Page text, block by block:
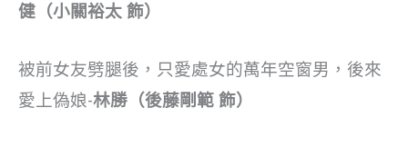
健（小關裕太 飾）
被前女友劈腿後，只愛處女的萬年空窗男，後來
愛上偽娘-林勝（後藤剛範 飾）